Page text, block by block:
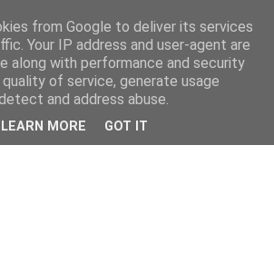
from Google to deliver its services
Your IP address and user-agent are
along with performance and security
of service, generate usage
and address abuse.
LEARN MORE GOT IT